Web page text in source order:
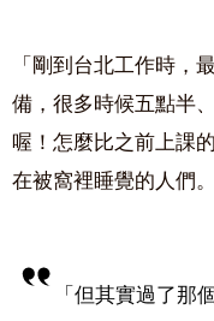
「剛到台北工作時，
備，很多時候五點半
喔！怎麼比之前上課
在被窩裡睡覺的人們
「但其實過了那